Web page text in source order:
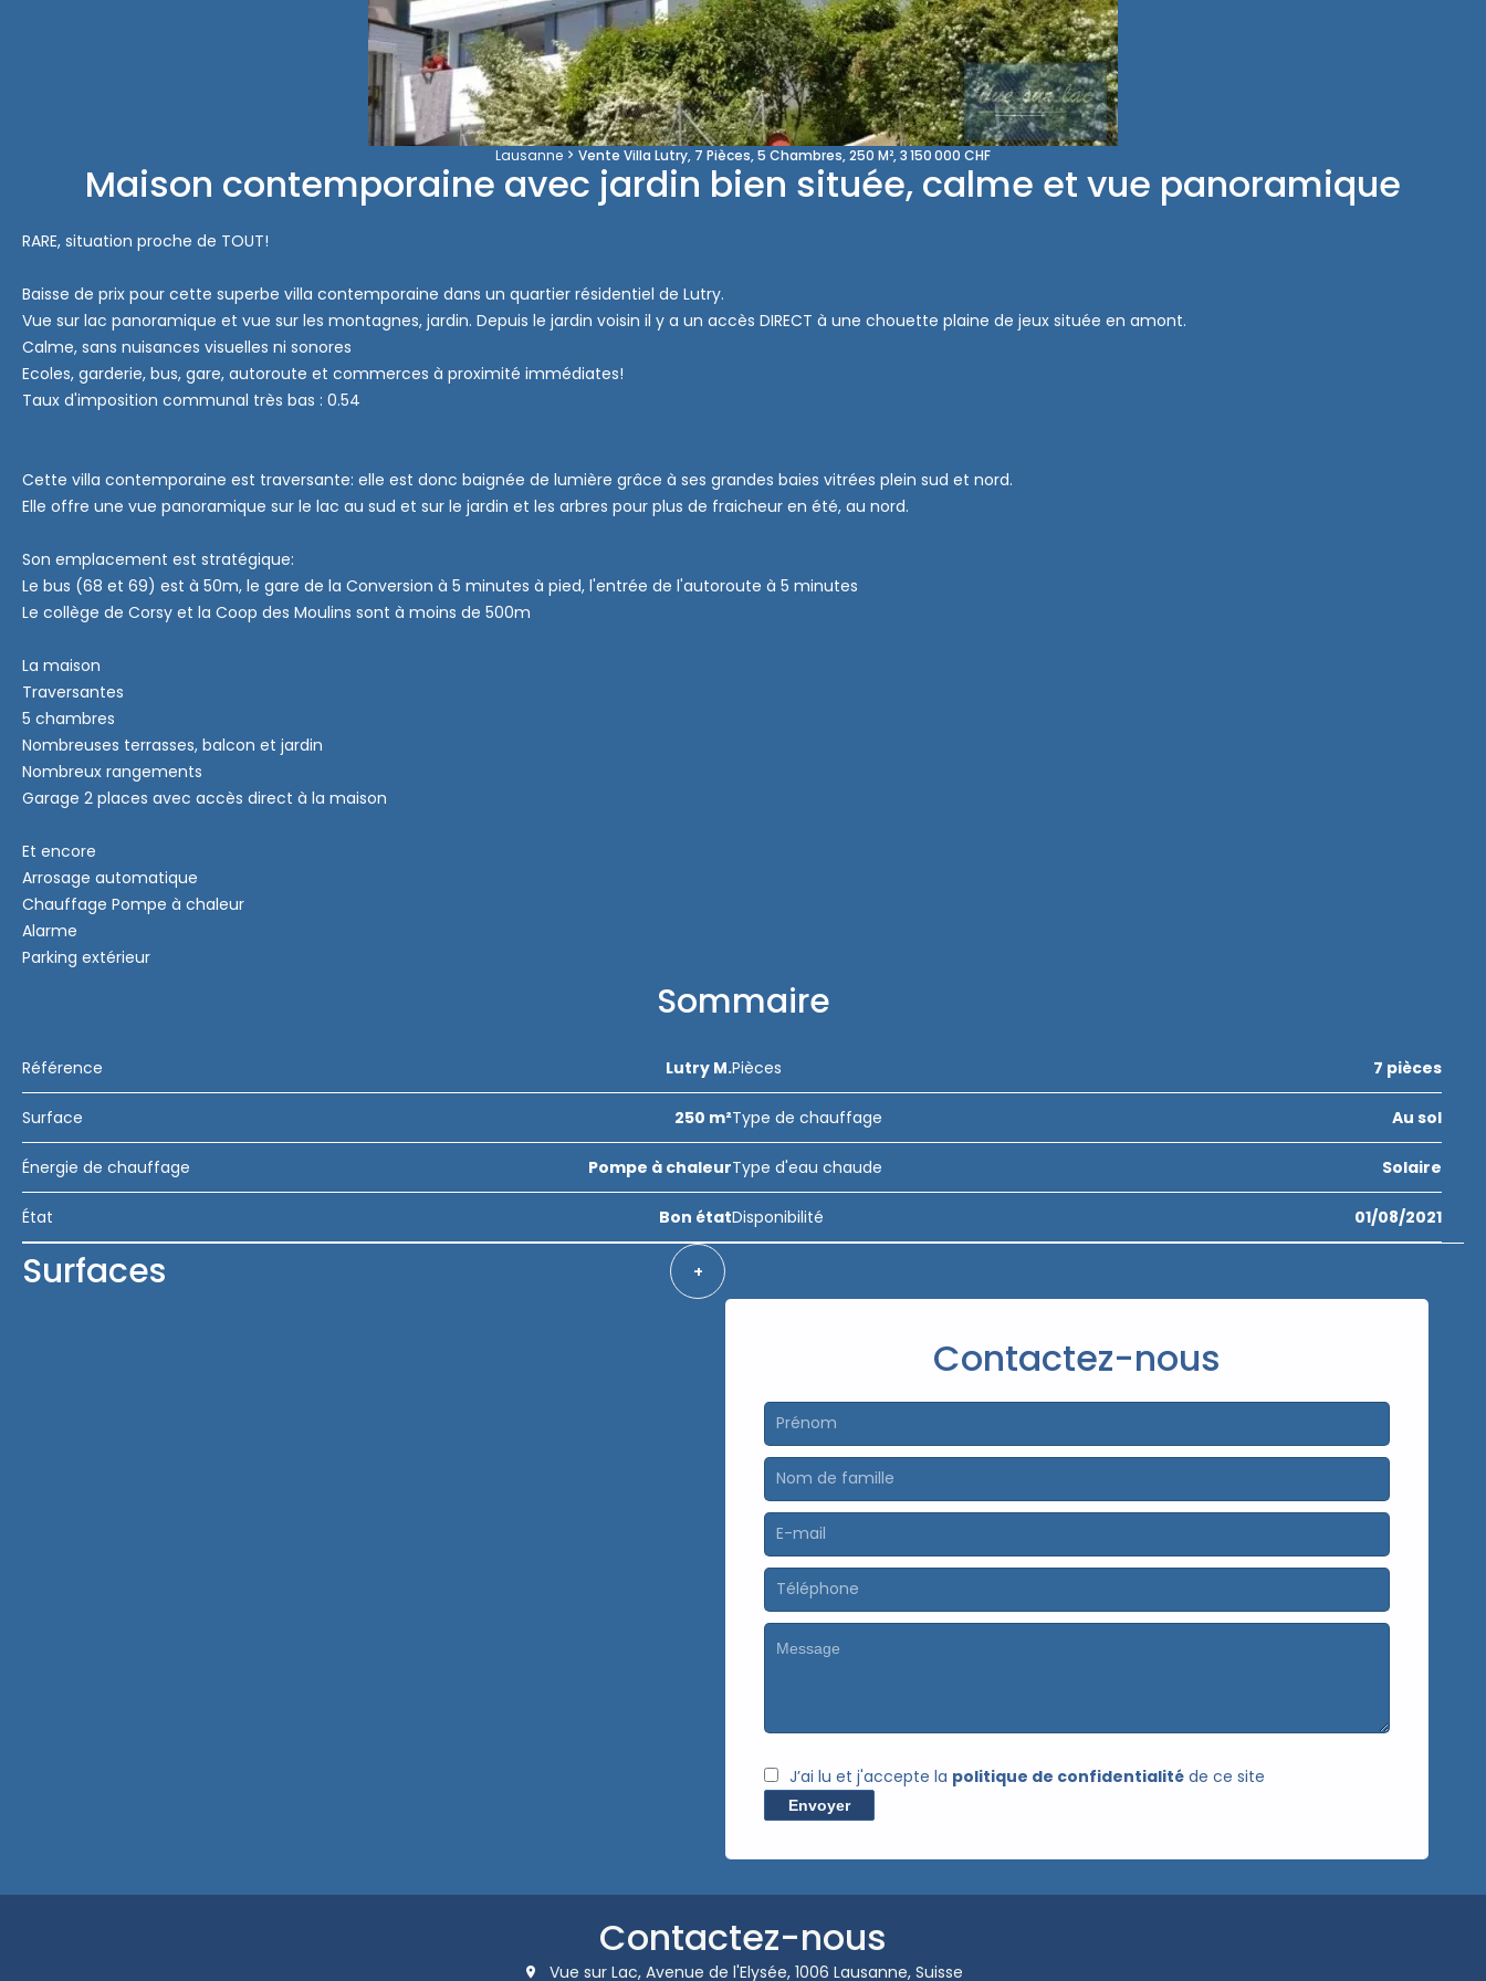
Lausanne Vente Villa Lutry, 7 Pièces, 5 Chambres, 250 M², 3 150 000 CHF
Maison contemporaine avec jardin bien située, calme et vue panoramique
RARE, situation proche de TOUT!
Baisse de prix pour cette superbe villa contemporaine dans un quartier résidentiel de Lutry.
Vue sur lac panoramique et vue sur les montagnes, jardin. Depuis le jardin voisin il y a un accès DIRECT à une chouette plaine de jeux située en amont.
Calme, sans nuisances visuelles ni sonores
Ecoles, garderie, bus, gare, autoroute et commerces à proximité immédiates!
Taux d'imposition communal très bas : 0.54
Cette villa contemporaine est traversante: elle est donc baignée de lumière grâce à ses grandes baies vitrées plein sud et nord.
Elle offre une vue panoramique sur le lac au sud et sur le jardin et les arbres pour plus de fraicheur en été, au nord.
Son emplacement est stratégique:
Le bus (68 et 69) est à 50m, le gare de la Conversion à 5 minutes à pied, l'entrée de l'autoroute à 5 minutes
Le collège de Corsy et la Coop des Moulins sont à moins de 500m
La maison
Traversantes
5 chambres
Nombreuses terrasses, balcon et jardin
Nombreux rangements
Garage 2 places avec accès direct à la maison
Et encore
Arrosage automatique
Chauffage Pompe à chaleur
Alarme
Parking extérieur
Sommaire
Référence Lutry M.Pièces 7 pièces
Surface 250 m²Type de chauffage Au sol
Énergie de chauffage Pompe à chaleurType d'eau chaude Solaire
État Bon étatDisponibilité 01/08/2021
Surfaces +
Contactez-nous
J’ai lu et j'accepte la politique de confidentialité de ce site
Envoyer
Contactez-nous
Vue sur Lac, Avenue de l'Elysée, 1006 Lausanne, Suisse